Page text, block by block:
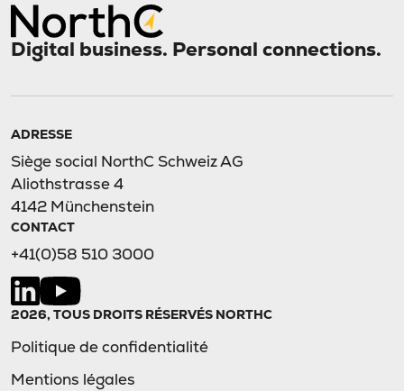
Digital business. Personal connections.
ADRESSE
Siège social NorthC Schweiz AG
Aliothstrasse 4
4142 Münchenstein
CONTACT
+41(0)58 510 3000
2026, TOUS DROITS RÉSERVÉS NORTHC
Politique de confidentialité
Mentions légales